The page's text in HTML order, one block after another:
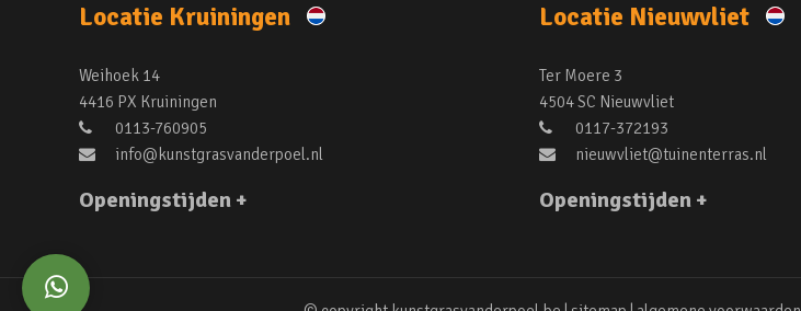
Locatie Kruiningen
Weihoek 14
4416 PX Kruiningen
0113-760905
info@kunstgrasvanderpoel.nl
Openingstijden +
Locatie Nieuwvliet
Ter Moere 3
4504 SC Nieuwvliet
0117-372193
nieuwvliet@tuinenterras.nl
Openingstijden +